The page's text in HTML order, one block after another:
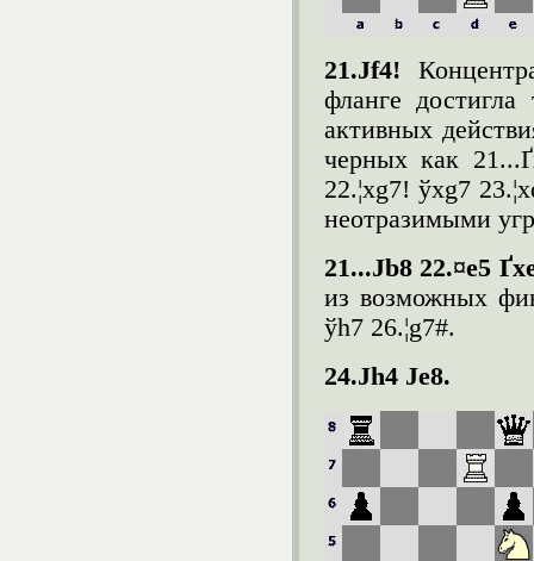
21.Јf4!
фланге
активных
черных как
22.¦xg7! ўxg7
неотразимыми
21...Јb8 22.¤e5 Ґ
из возможных
ўh7 26.¦g7#.
24.Јh4 Јe8.